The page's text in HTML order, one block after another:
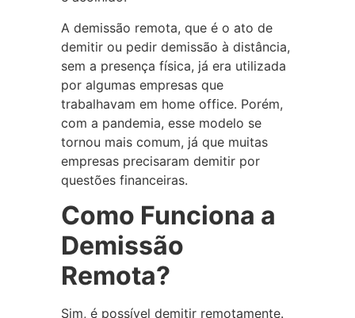
A demissão remota, que é o ato de
demitir ou pedir demissão à distância,
sem a presença física, já era utilizada
por algumas empresas que
trabalhavam em home office. Porém,
com a pandemia, esse modelo se
tornou mais comum, já que muitas
empresas precisaram demitir por
questões financeiras.
Como Funciona a
Demissão
Remota?
Sim, é possível demitir remotamente.